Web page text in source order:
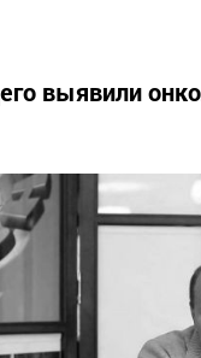
выявили